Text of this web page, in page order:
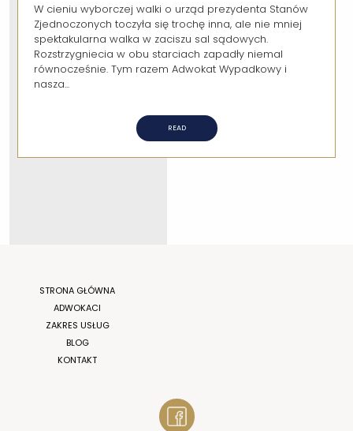
W cieniu wyborczej walki o urząd prezydenta Stanów
Zjednoczonych toczyła się trochę inna, ale nie mniej
spektakularna walka w zaciszu sal sądowych.
Rozstrzygniecia w obu starciach zapadły niemal
równocześnie. Tym razem Adwokat Wypadkowy i
nasza...
READ
STRONA GŁÓWNA
ADWOKACI
ZAKRES USŁUG
BLOG
KONTAKT